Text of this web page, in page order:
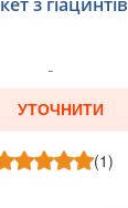
УТОЧНИТИ
(1)